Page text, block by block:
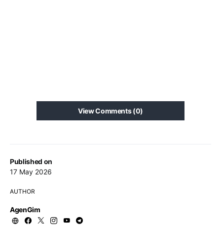
Published on
17 May 2026
AUTHOR
AgenGim
View Comments (0)